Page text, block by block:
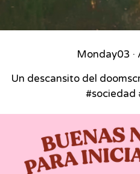
Monday03 ·
Un descansito del
#sociedad